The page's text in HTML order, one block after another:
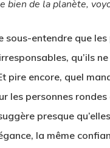
bien de la planète,
sous-entendre que les
qu’ils
pire encore, quel
les personnes
presque
la même